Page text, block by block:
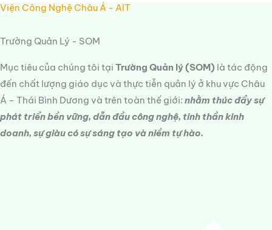
Viện Công Nghệ Châu Á - AIT
Trường Quản Lý - SOM
Mục tiêu của chúng tôi tại Trường Quản lý (SOM) là tác động
đến chất lượng giáo dục và thực tiễn quản lý ở khu vực Châu
Á – Thái Bình Dương và trên toàn thế giới: nhằm thúc đẩy sự
phát triển bền vững, dẫn đầu công nghệ, tinh thần kinh
doanh, sự giàu có sự sáng tạo và niềm tự hào.